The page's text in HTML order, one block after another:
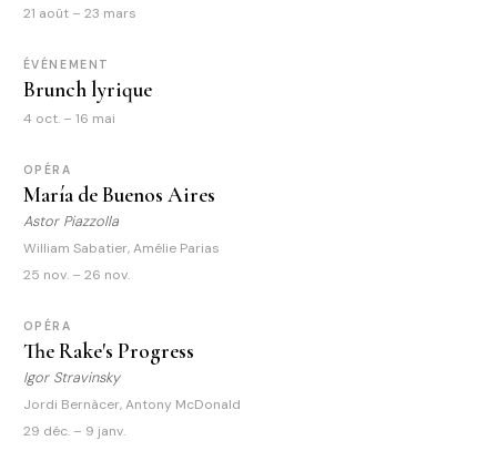
21 août – 23 mars
ÉVÉNEMENT
Brunch lyrique
4 oct. – 16 mai
OPÉRA
María de Buenos Aires
Astor Piazzolla
William Sabatier, Amélie Parias
25 nov. – 26 nov.
OPÉRA
The Rake's Progress
Igor Stravinsky
Jordi Bernàcer, Antony McDonald
29 déc. – 9 janv.